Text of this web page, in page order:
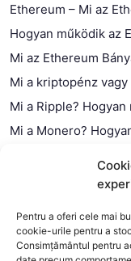
Pentru a oferi cele mai
cookie-urile pentru a
Consimțământul pentru
Ethereum – Mi az
Hogyan működik az
Mi az Ethereum
Mi a kriptopénz
Mi a Ripple?
Mi a Monero?
Mi a blokklánc